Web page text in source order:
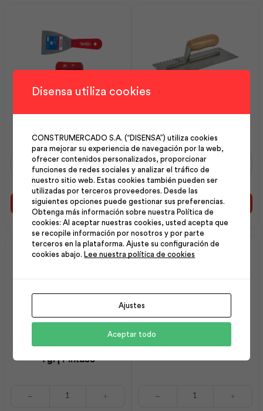
Espátula 4″ Mango
Espátula
Mango
Plástico
Best
cantidad
Añadir al carrito
Llana 280×120 Dentada
Llana
280x120
Dentada
6x6x6
|
Workpro
cantidad
Añadir al carrito
Intervinil Látex Mate Base
1 gl | Pintuco
Sellador 5Kg | Sika
Disensa utiliza cookies
CONSTRUMERCADO S.A. (“DISENSA”) utiliza cookies
para mejorar su experiencia de navegación por la web,
ofrecer contenidos personalizados, proporcionar
funciones de redes sociales y analizar el tráfico de
nuestro sitio web. Estas cookies también pueden ser
utilizadas por terceros proveedores. Desde las
siguientes opciones puede gestionar sus preferencias.
Obtenga más información sobre nuestra Política de
cookies: Al aceptar nuestras cookies, usted acepta que
se recopile información por nosotros y por parte
terceros en la plataforma. Ajuste su configuración de
cookies abajo.
Lee nuestra política de cookies
Ajustes
Aceptar todo